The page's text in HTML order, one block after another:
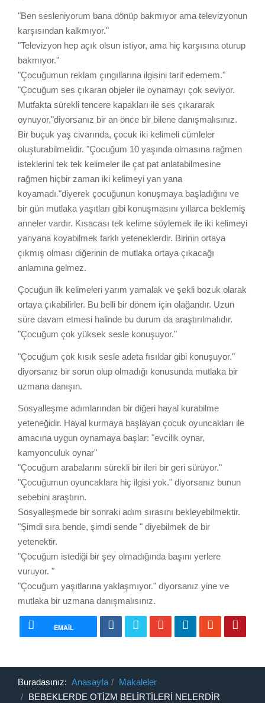
"Ben sesleniyorum bana dönüp bakmıyor ama televizyonun
karşısından kalkmıyor."
"Televizyon hep açık olsun istiyor, ama hiç karşısına oturup
bakmıyor."
"Çocuğumun reklam çıngıllarına ilgisini tarif edemem."
"Çocuğum ses çıkaran objeler ile oynamayı çok seviyor.
Mutfakta sürekli tencere kapakları ile ses çıkararak
oynuyor,"diyorsanız bir an önce bir bilene danışmalısınız.
Bir buçuk yaş civarında, çocuk iki kelimeli cümleler
oluşturabilmelidir. "Çocuğum 10 yaşında olmasına rağmen
isteklerini tek tek kelimeler ile çat pat anlatabilmesine
rağmen hiçbir zaman iki kelimeyi yan yana
koyamadı."diyerek çocuğunun konuşmaya başladığını ve
bir gün mutlaka yaşıtları gibi konuşmasını yıllarca beklemiş
anneler vardır. Kısacası tek kelime söylemek ile iki kelimeyi
yanyana koyabilmek farklı yeteneklerdir. Birinin ortaya
çıkmış olması diğerinin de mutlaka ortaya çıkacağı
anlamına gelmez.
Çocuğun ilk kelimeleri yarım yamalak ve şekli bozuk olarak
ortaya çıkabilirler. Bu belli bir dönem için olağandır. Uzun
süre davam etmesi halinde bu durum da araştırılmalıdır.
"Çocuğum çok yüksek sesle konuşuyor."
"Çocuğum çok kısık sesle adeta fısıldar gibi konuşuyor."
diyorsanız bir sorun olup olmadığı konusunda mutlaka bir
uzmana danışın.
Sosyalleşme adımlarından bir diğeri hayal kurabilme
yeteneğidir. Hayal kurmaya başlayan çocuk oyuncakları ile
amacına uygun oynamaya başlar: "evcilik oynar,
kamyonculuk oynar"
"Çocuğum arabalarını sürekli bir ileri bir geri sürüyor."
"Çocuğumun oyuncaklara hiç ilgisi yok." diyorsanız bunun
sebebini araştırın.
Sosyalleşmede bir sonraki adım sırasını bekleyebilmektir.
"Şimdi sıra bende, şimdi sende " diyebilmek de bir
yetenektir.
"Çocuğum istediği bir şey olmadığında başını yerlere
vuruyor. "
"Çocuğum yaşıtlarına yaklaşmıyor." diyorsanız yine ve
mutlaka bir uzmana danışmalısınız.
EMAIL
Buradasınız: Anasayfa
Makaleler
BEBEKLERDE OTİZM BELİRTİLERİ NELERDİR